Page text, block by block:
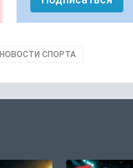
НОВОСТИ СПОРТА